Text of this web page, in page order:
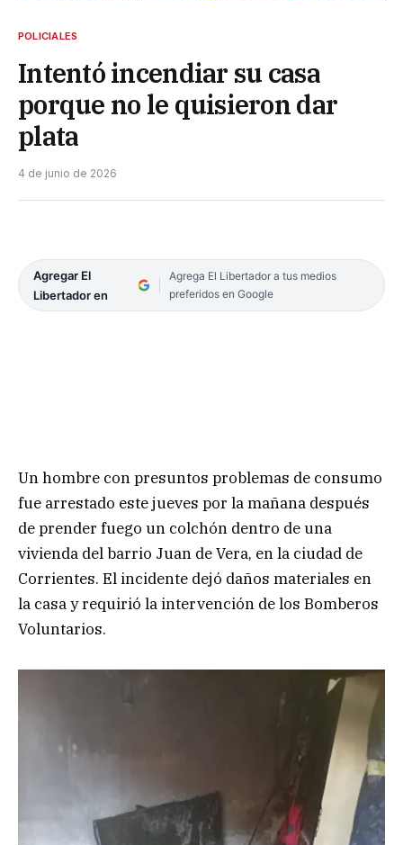
POLICIALES
Intentó incendiar su casa
porque no le quisieron dar
plata
4 de junio de 2026
Agregar El
Libertador en
Agrega El Libertador a tus medios
preferidos en Google
Un hombre con presuntos problemas de consumo
fue arrestado este jueves por la mañana después
de prender fuego un colchón dentro de una
vivienda del barrio Juan de Vera, en la ciudad de
Corrientes. El incidente dejó daños materiales en
la casa y requirió la intervención de los Bomberos
Voluntarios.